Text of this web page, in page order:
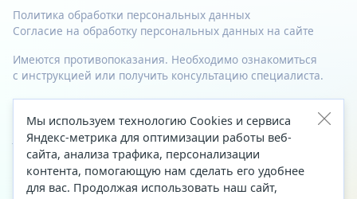
Политика обработки персональных данных
Согласие на обработку персональных данных на сайте
Имеются противопоказания. Необходимо ознакомиться
с инструкцией или получить консультацию специалиста.
© 2023—2026 Все права защищены.
Адрес
Архангельск, ул. Папанина, д. 19 (вход в здание со стороны
автоцентра «Тойота»)
Мы используем технологию Cookies и сервиса
Яндекс-метрика для оптимизации работы веб-
сайта, анализа трафика, персонализации
контента, помогающую нам сделать его удобнее
для вас. Продолжая использовать наш сайт,